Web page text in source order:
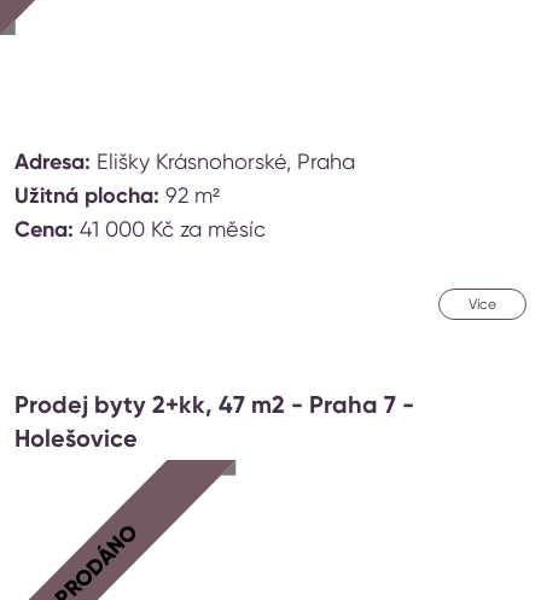
Adresa: Elišky Krásnohorské, Praha
Užitná plocha: 92 m²
Cena: 41 000 Kč za měsíc
Více
Prodej byty 2+kk, 47 m2 - Praha 7 -
Holešovice
PRODÁNO